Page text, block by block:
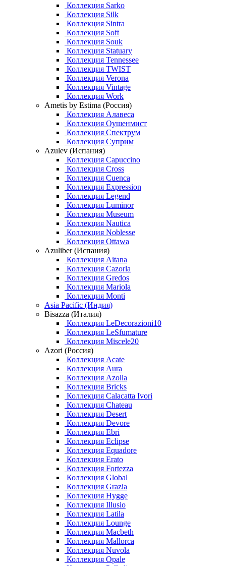
Коллекция Sarko
Коллекция Silk
Коллекция Sintra
Коллекция Soft
Коллекция Souk
Коллекция Statuary
Коллекция Tennessee
Коллекция TWIST
Коллекция Verona
Коллекция Vintage
Коллекция Work
Ametis by Estima (Россия)
Коллекция Алавеса
Коллекция Оушенмист
Коллекция Спектрум
Коллекция Суприм
Azulev (Испания)
Коллекция Capuccino
Коллекция Cross
Коллекция Cuenca
Коллекция Expression
Коллекция Legend
Коллекция Luminor
Коллекция Museum
Коллекция Nautica
Коллекция Noblesse
Коллекция Ottawa
Azuliber (Испания)
Коллекция Aitana
Коллекция Cazorla
Коллекция Gredos
Коллекция Mariola
Коллекция Monti
Asia Pacific (Индия)
Bisazza (Италия)
Коллекция LeDecorazioni10
Коллекция LeSfumature
Коллекция Miscele20
Azori (Россия)
Коллекция Acate
Коллекция Aura
Коллекция Azolla
Коллекция Bricks
Коллекция Calacatta Ivori
Коллекция Chateau
Коллекция Desert
Коллекция Devore
Коллекция Ebri
Коллекция Eclipse
Коллекция Equadore
Коллекция Erato
Коллекция Fortezza
Коллекция Global
Коллекция Grazia
Коллекция Hygge
Коллекция Illusio
Коллекция Latila
Коллекция Lounge
Коллекция Macbeth
Коллекция Mallorca
Коллекция Nuvola
Коллекция Opale